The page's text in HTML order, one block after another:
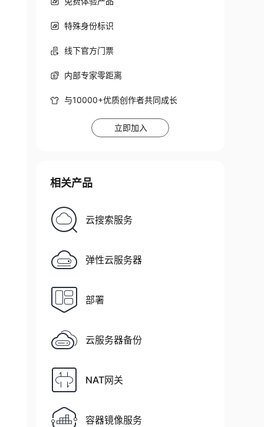
特殊身份标识
线下官方门票
内部专家零距离
与10000+优质创作者共同成长
立即加入
相关产品
云搜索服务
弹性云服务器
部署
云服务器备份
NAT网关
容器镜像服务